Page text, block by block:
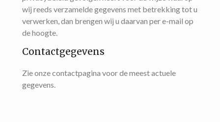
wij reeds verzamelde gegevens met betrekking tot u
verwerken, dan brengen wij u daarvan per e-mail op
de hoogte.
Contactgegevens
Zie onze contactpagina voor de meest actuele
gegevens.